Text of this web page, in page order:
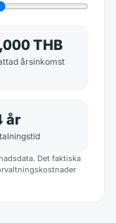
THB
årsinkomst
år
Det faktiska